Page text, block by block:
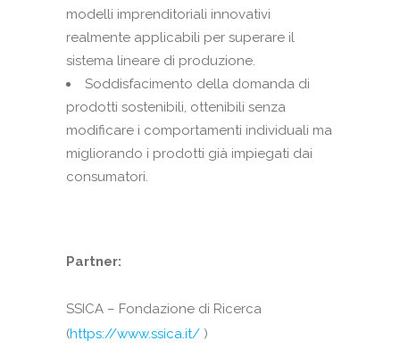
modelli imprenditoriali innovativi
realmente applicabili per superare il
sistema lineare di produzione.
Soddisfacimento della domanda di
prodotti sostenibili, ottenibili senza
modificare i comportamenti individuali ma
migliorando i prodotti già impiegati dai
consumatori.
Partner:
SSICA – Fondazione di Ricerca
(https://www.ssica.it/ )